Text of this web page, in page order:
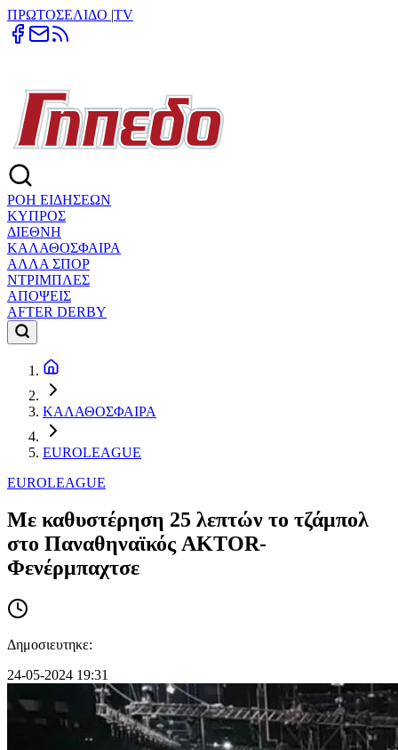
ΠΡΩΤΟΣΕΛΙΔΟ |TV
ΡΟΗ ΕΙΔΗΣΕΩΝ
ΚΥΠΡΟΣ
ΔΙΕΘΝΗ
ΚΑΛΑΘΟΣΦΑΙΡΑ
ΑΛΛΑ ΣΠΟΡ
ΝΤΡΙΜΠΛΕΣ
ΑΠΟΨΕΙΣ
AFTER DERBY
ΚΑΛΑΘΟΣΦΑΙΡΑ
EUROLEAGUE
EUROLEAGUE
Με καθυστέρηση 25 λεπτών το τζάμπολ
στο Παναθηναϊκός AKTOR-
Φενέρμπαχτσε
Δημοσιευτηκε:
24-05-2024 19:31